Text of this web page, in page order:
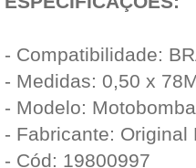
- Compatibilidade:
- Medidas: 0,50 x
- Modelo:
- Fabricante: Original
- Cód: 19800997